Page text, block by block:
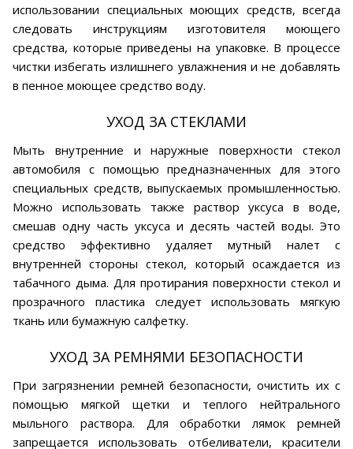
использовании специальных моющих средств, всегда
следовать инструкциям изготовителя моющего
средства, которые приведены на упаковке. В процессе
чистки избегать излишнего увлажнения и не добавлять
в пенное моющее средство воду.
УХОД ЗА СТЕКЛАМИ
Мыть внутренние и наружные поверхности стекол
автомобиля с помощью предназначенных для этого
специальных средств, выпускаемых промышленностью.
Можно использовать также раствор уксуса в воде,
смешав одну часть уксуса и десять частей воды. Это
средство эффективно удаляет мутный налет с
внутренней стороны стекол, который осаждается из
табачного дыма. Для протирания поверхности стекол и
прозрачного пластика следует использовать мягкую
ткань или бумажную салфетку.
УХОД ЗА РЕМНЯМИ БЕЗОПАСНОСТИ
При загрязнении ремней безопасности, очистить их с
помощью мягкой щетки и теплого нейтрального
мыльного раствора. Для обработки лямок ремней
запрещается использовать отбеливатели, красители